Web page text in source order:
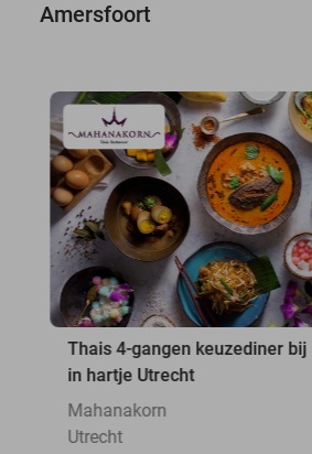
Amersfoort
Thais 4-gangen keuzediner
in hartje Utrecht
Mahanakorn
Utrecht